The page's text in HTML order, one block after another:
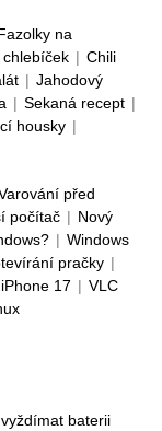
na
chlebíček | Chili
| Jahodový
| Sekaná recept |
housky |
před
počítač | Nový
| Windows
pračky |
iPhone 17 | VLC
baterii